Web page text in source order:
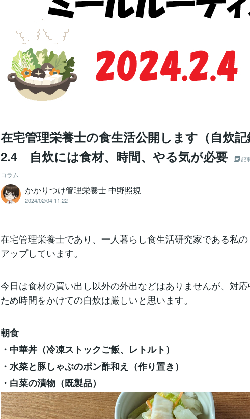
在宅管理栄養士の食生活公開します（自炊
2.4 自炊には食材、時間、やる気が必要
記
コラム
かかりつけ管理栄養士 中野照規
2024/02/04 11:22
在宅管理栄養士であり、一人暮らし食生活研究家である私
アップしています。
今日は食材の買い出し以外の外出などはありませんが、対
ため時間をかけての自炊は厳しいと思います。
朝食
・中華丼（冷凍ストックご飯、レトルト）
・水菜と豚しゃぶのポン酢和え（作り置き）
・白菜の漬物（既製品）